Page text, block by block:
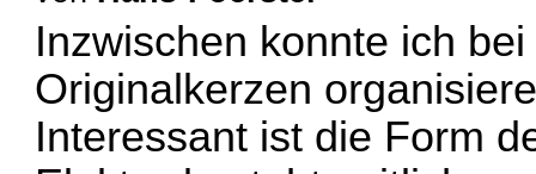
Inzwischen konnte ich
Originalkerzen
Interessant ist die Form